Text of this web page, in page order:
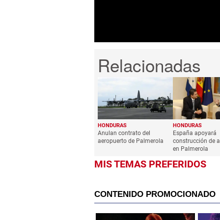
HONDURAS
Anulan contrato del
aeropuerto de Palmerola
HONDURAS
España apoyará
construcción de
en Palmerola
MIS TEMAS PREFERIDOS